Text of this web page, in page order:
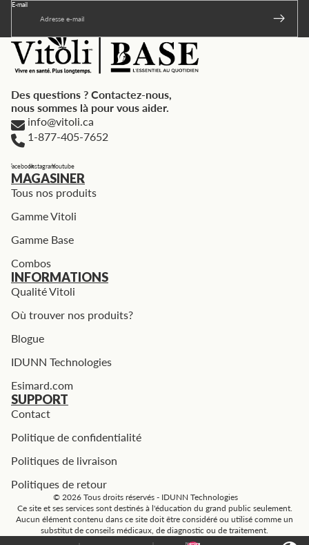
Nombre
E-mail
Des questions ? Contactez-nous,
nous sommes là pour vous aider.
info@vitoli.ca
1-877-405-7652
FacebookInstagramYoutube
MAGASINER
Tous nos produits
Gamme Vitoli
Gamme Base
Combos
INFORMATIONS
Qualité Vitoli
Où trouver nos produits?
Blogue
IDUNN Technologies
Esimard.com
SUPPORT
Contact
Politique de confidentialité
Politiques de livraison
Politiques de retour
© 2026 Tous droits réservés - IDUNN Technologies
Ce site et ses services sont destinés à l'éducation du grand public seulement.
Aucun élément contenu dans ce site doit être considéré ou utilisé comme un
substitut de conseils médicaux, de diagnostic ou de traitement.